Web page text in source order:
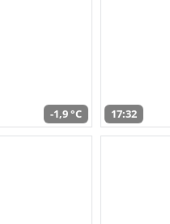
-1,9 °C 17:32